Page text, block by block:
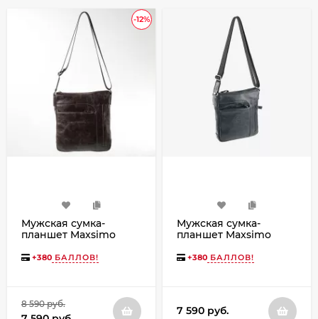
-12%
Мужская сумка-
планшет Maxsimo
коричневая
+380 БАЛЛОВ!
8 590 руб.
Мужская сумка-
планшет Maxsimo
+380 БАЛЛОВ!
7 590 руб.